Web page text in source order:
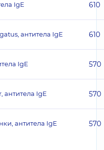
IgE 610
антитела IgE 610
IgE 570
антитела IgE 570
антитела IgE 570